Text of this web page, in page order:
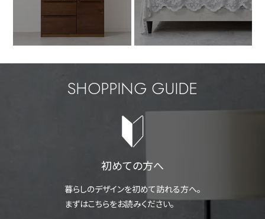
SHOPPING GUIDE
初めての方へ
暮らしのデザインを初めて訪れる方へ。
まずはこちらをお読みください。